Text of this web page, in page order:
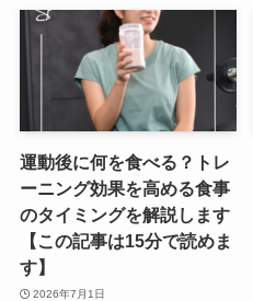
運動後に何を食べる？トレ
ーニング効果を高める食事
のタイミングを解説します
【この記事は15分で読めま
す】
2026年7月1日